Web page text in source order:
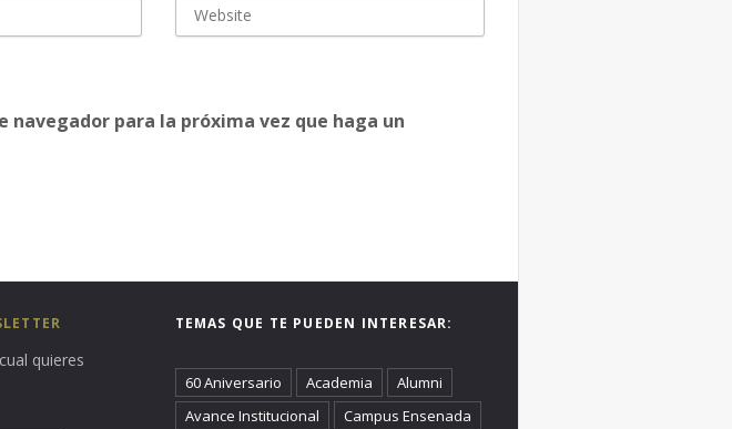
para la próxima vez que haga un
quieres
TEMAS QUE TE PUEDEN INTERESAR:
60 Aniversario Academia
Alumni
Avance Institucional
Campus Ensenada